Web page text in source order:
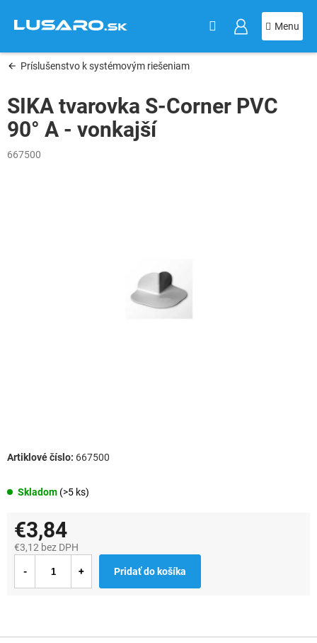
obsah
Príslušenstvo k systémovým riešeniam
SIKA tvarovka S-Corner PVC
90° A - vonkajší
667500
Skladom (>5 ks)
667500
€3,84
€3,12 bez DPH
cena:
Pridať do košíka